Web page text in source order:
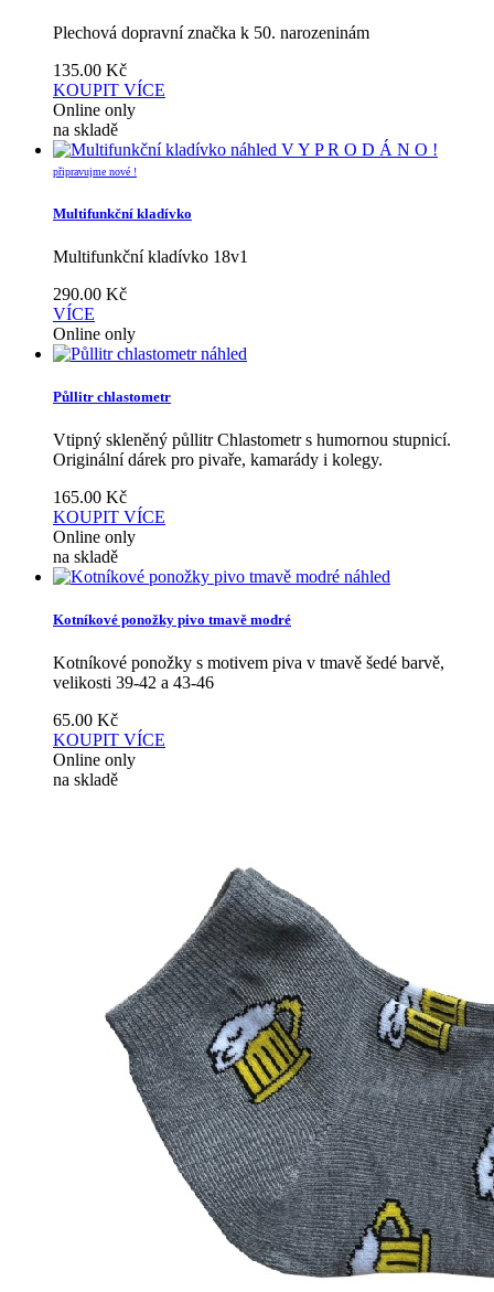
Plechová dopravní značka k 50. narozeninám
135.00 Kč
KOUPIT VÍCE
Online only
na skladě
náhled V Y P R O D Á N O !
připravujme nové !
Multifunkční kladívko
Multifunkční kladívko 18v1
290.00 Kč
VÍCE
Online only
náhled
Půllitr chlastometr
Vtipný skleněný půllitr Chlastometr s humornou stupnicí.
Originální dárek pro pivaře, kamarády i kolegy.
165.00 Kč
KOUPIT VÍCE
Online only
na skladě
náhled
Kotníkové ponožky pivo tmavě modré
Kotníkové ponožky s motivem piva v tmavě šedé barvě,
velikosti 39-42 a 43-46
65.00 Kč
KOUPIT VÍCE
Online only
na skladě